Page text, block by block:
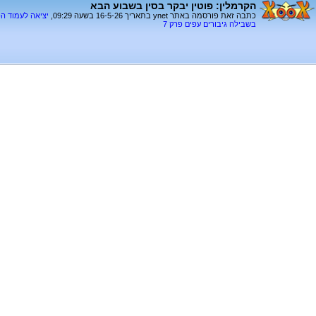
הקרמלין: פוטין יבקר בסין בשבוע הבא
כתבה זאת פורסמה באתר ynet בתאריך 16-5-26 בשעה 09:29, יציאה לעמוד
בשבילה גיבורים עפים פרק 7